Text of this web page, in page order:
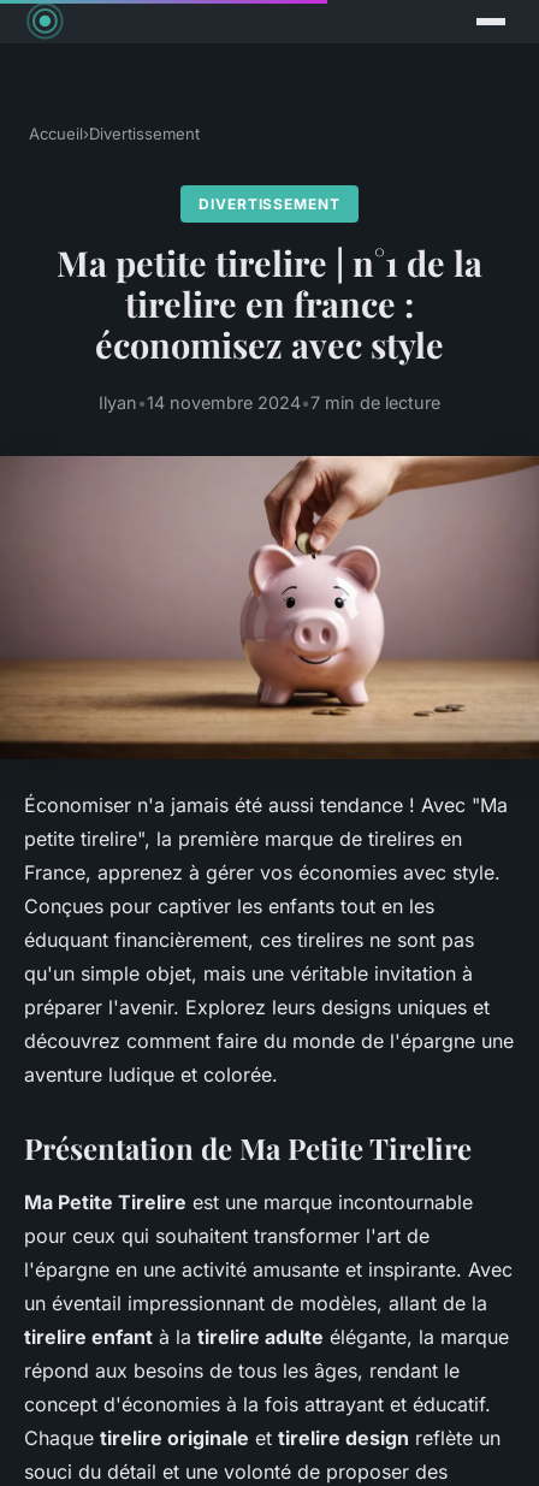
Accueil›Divertissement
DIVERTISSEMENT
Ma petite tirelire | n°1 de la
tirelire en france :
économisez avec style
Ilyan•14 novembre 2024•7 min de lecture
Économiser n'a jamais été aussi tendance ! Avec "Ma
petite tirelire", la première marque de tirelires en
France, apprenez à gérer vos économies avec style.
Conçues pour captiver les enfants tout en les
éduquant financièrement, ces tirelires ne sont pas
qu'un simple objet, mais une véritable invitation à
préparer l'avenir. Explorez leurs designs uniques et
découvrez comment faire du monde de l'épargne une
aventure ludique et colorée.
Présentation de Ma Petite Tirelire
Ma Petite Tirelire est une marque incontournable
pour ceux qui souhaitent transformer l'art de
l'épargne en une activité amusante et inspirante. Avec
un éventail impressionnant de modèles, allant de la
tirelire enfant à la tirelire adulte élégante, la marque
répond aux besoins de tous les âges, rendant le
concept d'économies à la fois attrayant et éducatif.
Chaque tirelire originale et tirelire design reflète un
souci du détail et une volonté de proposer des